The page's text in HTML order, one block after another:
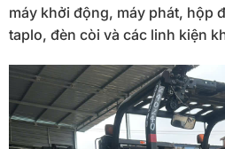
máy khởi động, máy phát, hộp
taplo, đèn còi và các linh kiện